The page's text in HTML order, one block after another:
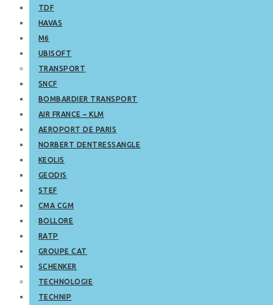
TDF
HAVAS
M6
UBISOFT
TRANSPORT
SNCF
BOMBARDIER TRANSPORT
AIR FRANCE – KLM
AEROPORT DE PARIS
NORBERT DENTRESSANGLE
KEOLIS
GEODIS
STEF
CMA CGM
BOLLORE
RATP
GROUPE CAT
SCHENKER
TECHNOLOGIE
TECHNIP